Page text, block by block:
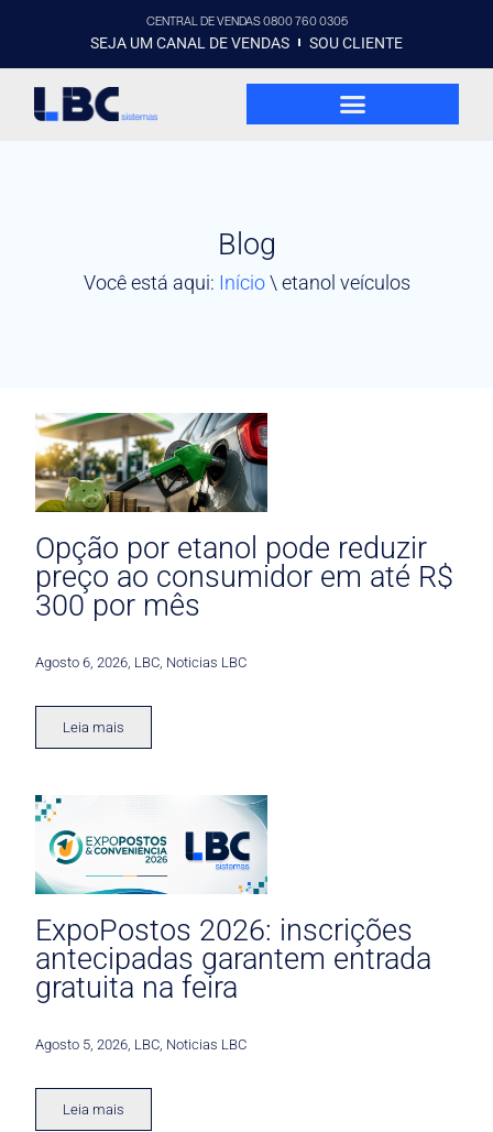
CENTRAL DE VENDAS 0800 760 0305
SEJA UM CANAL DE VENDAS SOU CLIENTE
Blog
Você está aqui: Início\ etanol veículos
Opção por etanol pode reduzir
preço ao consumidor em até R$
300 por mês
Agosto 6, 2026 LBC Noticias LBC
Leia mais
ExpoPostos 2026: inscrições
antecipadas garantem entrada
gratuita na feira
Agosto 5, 2026 LBC Noticias LBC
Leia mais